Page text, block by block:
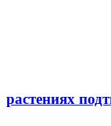
растениях